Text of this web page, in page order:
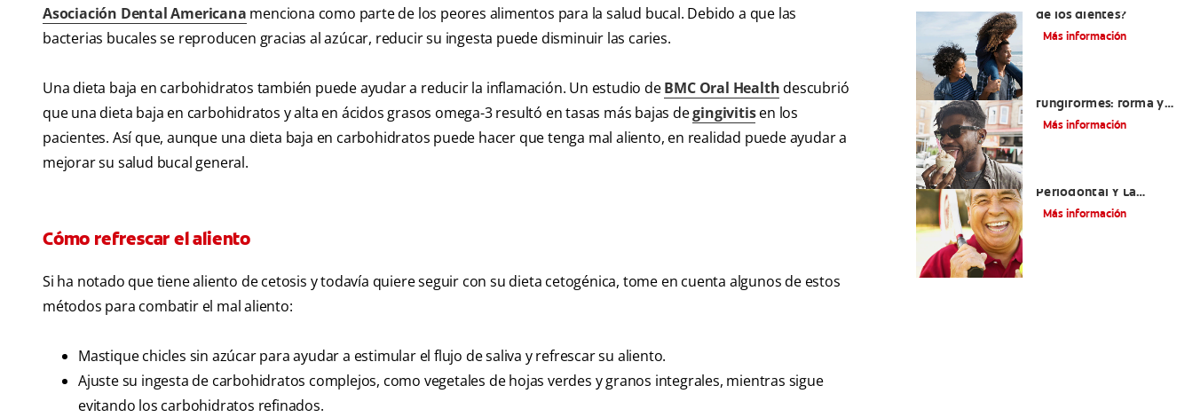
Asociación Dental Americana menciona como parte de los peores alimentos para la salud bucal. Debido a que las
bacterias bucales se reproducen gracias al azúcar, reducir su ingesta puede disminuir las caries.
Una dieta baja en carbohidratos también puede ayudar a reducir la inflamación. Un estudio deBMC Oral Healthdescubrió
que una dieta baja en carbohidratos y alta en ácidos grasos omega-3 resultó en tasas más bajas degingivitisen los
pacientes. Así que, aunque una dieta baja en carbohidratos puede hacer que tenga mal aliento, en realidad puede ayudar a
mejorar su salud bucal general.
Cómo refrescar el aliento
Si ha notado que tiene aliento de cetosis y todavía quiere seguir con su dieta cetogénica, tome en cuenta algunos de estos
métodos para combatir el mal aliento:
Mastique chicles sin azúcar para ayudar a estimular el flujo de saliva y refrescar su aliento.
Ajuste su ingesta de carbohidratos complejos, como vegetales de hojas verdes y granos integrales, mientras sigue
evitando los carbohidratos refinados.
de los dientes?
Más información
fungiformes: forma y
función
Más información
Periodontal Y La
Enfermedad
Más información